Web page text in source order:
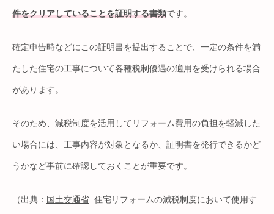
件をクリアしていることを証明する書類です。
確定申告時などにこの証明書を提出することで、一定の条件を満
たした住宅の工事について各種税制優遇の適用を受けられる場合
があります。
そのため、減税制度を活用してリフォーム費用の負担を軽減した
い場合には、工事内容が対象となるか、証明書を発行できるかど
うかなど事前に確認しておくことが重要です。
（出典： 国土交通省 住宅リフォームの減税制度において使用す